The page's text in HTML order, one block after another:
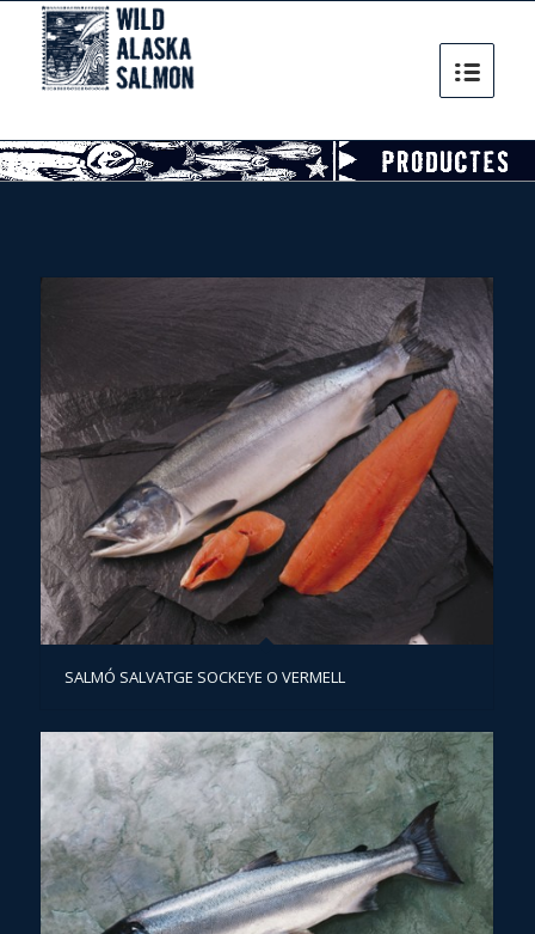
SALMÓ SALVATGE SOCKEYE O VERMELL